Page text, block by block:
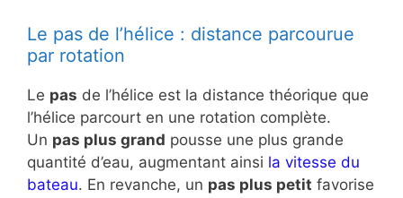
Le pas de l’hélice : distance parcourue
par rotation
Le pas de l’hélice est la distance théorique que
l’hélice parcourt en une rotation complète.
Un pas plus grand pousse une plus grande
quantité d’eau, augmentant ainsi la vitesse du
bateau. En revanche, un pas plus petit favorise